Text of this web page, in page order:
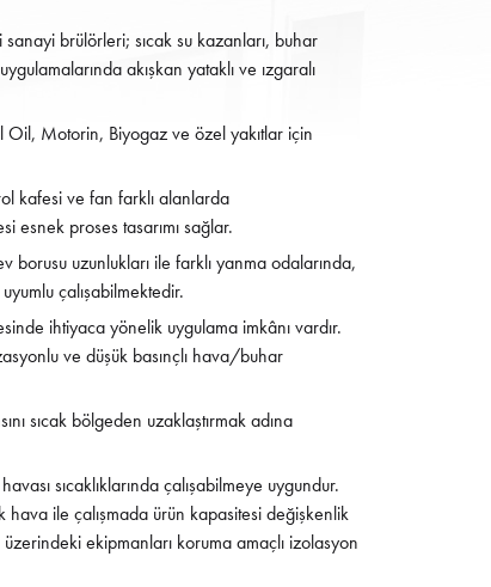
brülörleri; sıcak su kazanları, buhar
akışkan yataklı ve ızgaralı
Motorin, Biyogaz ve özel yakıtlar için
kafesi ve fan farklı alanlarda
esnek proses tasarımı sağlar.
borusu uzunlukları ile farklı yanma odalarında,
çalışabilmektedir.
ihtiyaca yönelik uygulama imkânı vardır.
ve düşük basınçlı hava/buhar
sıcak bölgeden uzaklaştırmak adına
sıcaklıklarında çalışabilmeye uygundur.
hava ile çalışmada ürün kapasitesi değişkenlik
ekipmanları koruma amaçlı izolasyon